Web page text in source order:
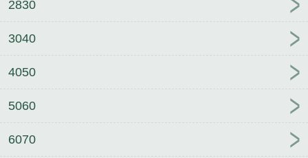
2830
3040
4050
5060
6070